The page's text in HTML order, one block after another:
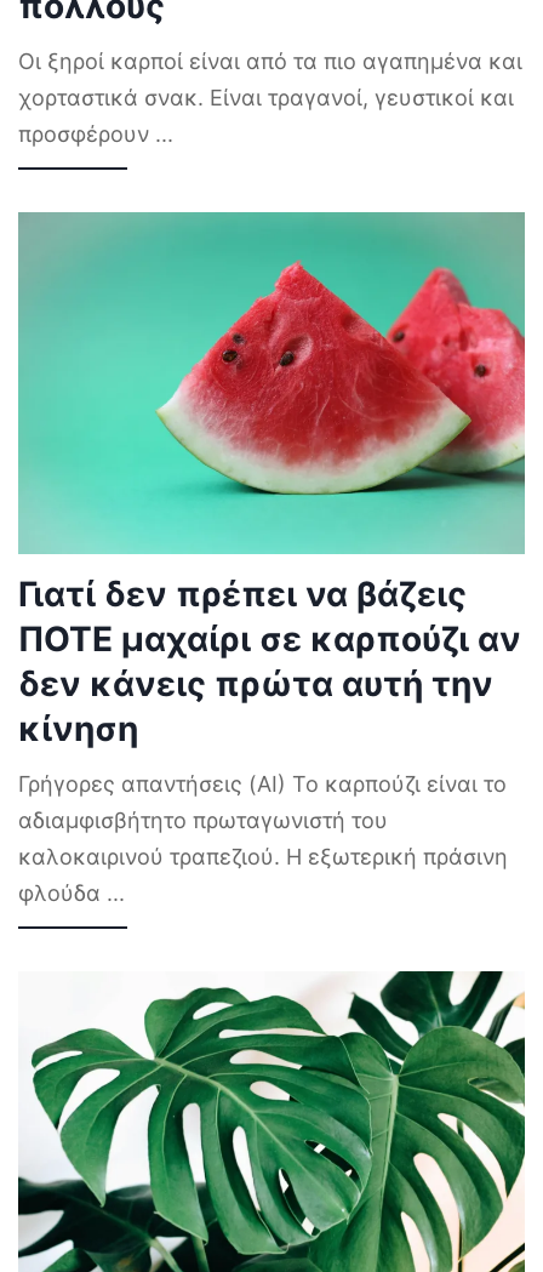
Οι ξηροί καρποί είναι από τα πιο αγαπημένα και
χορταστικά σνακ. Είναι τραγανοί, γευστικοί και
προσφέρουν ...
Γιατί δεν πρέπει να βάζεις
ΠΟΤΕ μαχαίρι σε καρπούζι αν
δεν κάνεις πρώτα αυτή την
κίνηση
Γρήγορες απαντήσεις (AI) Το καρπούζι είναι το
αδιαμφισβήτητο πρωταγωνιστή του
καλοκαιρινού τραπεζιού. Η εξωτερική πράσινη
φλούδα ...